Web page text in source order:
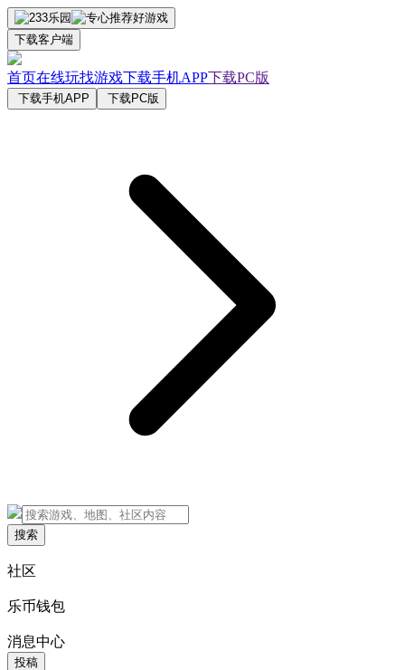
下载客户端
首页在线玩找游戏下载手机APP下载PC版
下载手机APP 下载PC版
搜索
社区
乐币钱包
消息中心
投稿